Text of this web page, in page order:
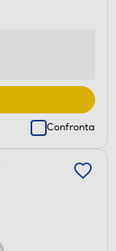
Confronta